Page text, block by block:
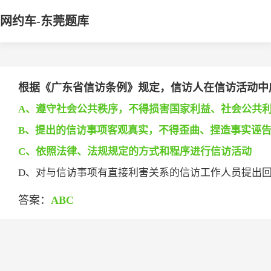
网约车-东莞题库
根据《广东省信访条例》规定，信访人在信访活动
A、遵守社会公共秩序，不得损害国家利益、社会公共
B、提出的信访事项客观真实，不得歪曲、捏造事实诬
C、依照法律、法规规定的方式和程序进行信访活动
D、对与信访事项有直接利害关系的信访工作人员提出
答案： ABC